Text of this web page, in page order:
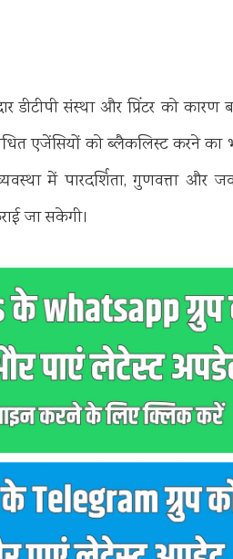
डीटीपी संस्था और प्रिंटर को कारण
एजेंसियों को ब्लैकलिस्ट करने का
में पारदर्शिता, गुणवत्ता और
जा सकेगी।